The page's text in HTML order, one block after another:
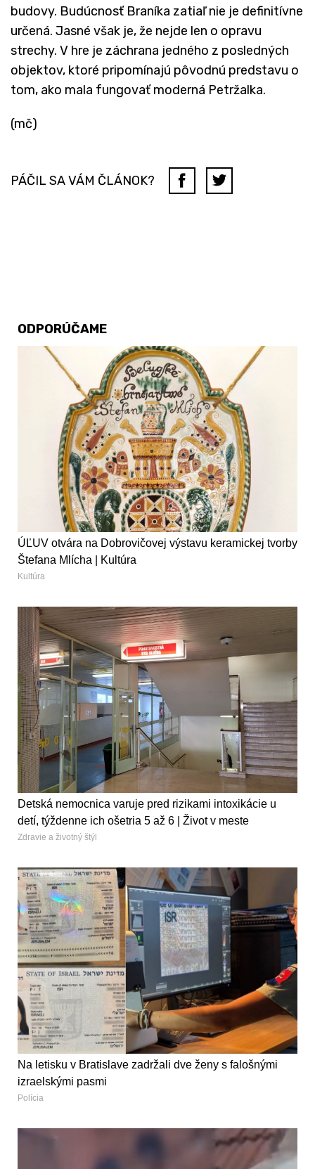
budovy. Budúcnosť Braníka zatiaľ nie je definitívne
určená. Jasné však je, že nejde len o opravu
strechy. V hre je záchrana jedného z posledných
objektov, ktoré pripomínajú pôvodnú predstavu o
tom, ako mala fungovať moderná Petržalka.
(mč)
PÁČIL SA VÁM ČLÁNOK?
ODPORÚČAME
ÚĽUV otvára na Dobrovičovej výstavu keramickej tvorby
Štefana Mlícha | Kultúra
Kultúra
Detská nemocnica varuje pred rizikami intoxikácie u
detí, týždenne ich ošetria 5 až 6 | Život v meste
Zdravie a životný štýl
Na letisku v Bratislave zadržali dve ženy s falošnými
izraelskými pasmi
Polícia